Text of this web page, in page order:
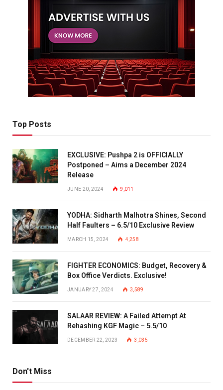
Top Posts
EXCLUSIVE: Pushpa 2 is OFFICIALLY
Postponed – Aims a December 2024
Release
JUNE 20, 2024 9,011
YODHA: Sidharth Malhotra Shines, Second
Half Faulters – 6.5/10 Exclusive Review
MARCH 15, 2024 4,258
FIGHTER ECONOMICS: Budget, Recovery &
Box Office Verdicts. Exclusive!
JANUARY 27, 2024 3,589
SALAAR REVIEW: A Failed Attempt At
Rehashing KGF Magic – 5.5/10
DECEMBER 22, 2023 3,035
Don't Miss